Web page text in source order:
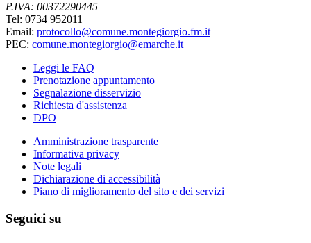
P.IVA: 00372290445
Tel: 0734 952011
Email: protocollo@comune.montegiorgio.fm.it
PEC: comune.montegiorgio@emarche.it
Leggi le FAQ
Prenotazione appuntamento
Segnalazione disservizio
Richiesta d'assistenza
DPO
Amministrazione trasparente
Informativa privacy
Note legali
Dichiarazione di accessibilità
Piano di miglioramento del sito e dei servizi
Seguici su